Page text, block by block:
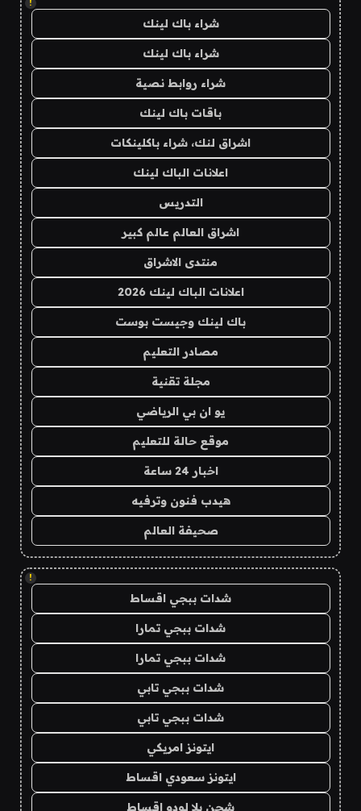
!
شراء باك لينك
شراء باك لينك
شراء روابط نصية
باقات باك لينك
اشراق لنك، شراء باكلينكات
اعلانات الباك لينك
التدريس
اشراق العالم عالم كبير
منتدى الاشراق
اعلانات الباك لينك 2026
باك لينك وجيست بوست
مصادر التعليم
مجلة تقنية
يو ان بي الرياضي
موقع حالة للتعليم
اخبار 24 ساعة
هيدب فنون وترفيه
صحيفة العالم
!
شدات ببجي اقساط
شدات ببجي تمارا
شدات ببجي تمارا
شدات ببجي تابي
شدات ببجي تابي
ايتونز امريكي
ايتونز سعودي اقساط
شحن يلا لودو اقساط